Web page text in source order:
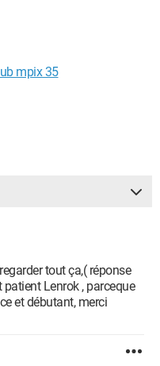
mpix 35
tout ça,( réponse
Lenrok , parceque
et débutant, merci